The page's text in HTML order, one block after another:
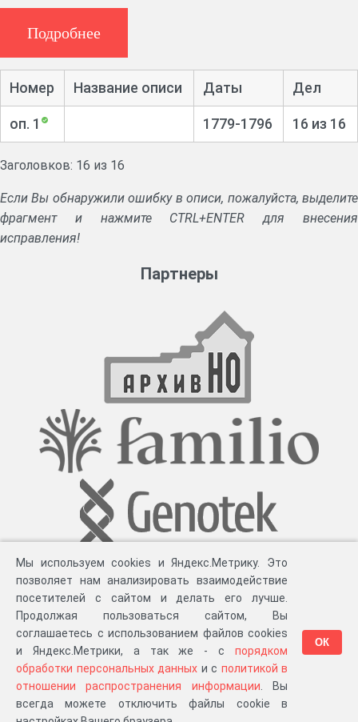
Дела о спорных землях, беглых крестьянах и грабежах.
Подробнее
Номер Название описи Даты Дел
оп. 1 1779-1796 16 из 16
Заголовков: 16 из 16
Если Вы обнаружили ошибку в описи, пожалуйста, выделите
фрагмент и нажмите CTRL+ENTER для внесения
исправления!
Партнеры
Разработка компании «Великіе предки», 2023-2026 гг. Блог.Суть проекта
Персональные данные.Распространение информации . ЧаВО. Сборка 111.39
Мы используем cookies и Яндекс.Метрику. Это
позволяет нам анализировать взаимодействие
посетителей с сайтом и делать его лучше.
Продолжая пользоваться сайтом, Вы
соглашаетесь с использованием файлов cookies
и Яндекс.Метрики, а так же - с порядком
обработки персональных данных и с политикой в
отношении распространения информации . Вы
всегда можете отключить файлы cookie в
ОК
в «Мои документы»